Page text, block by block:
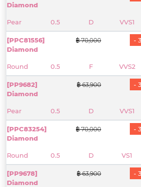
Diamond
Pear 0.5 D VVS1
[PPC81556]
Diamond
Round 0.5 F VVS2
฿ 70,000 -
[PP9682]
Diamond
Pear 0.5 D VVS1
฿ 63,900 -
[PPC83254]
Diamond
Round 0.5 D VS1
฿ 70,000 -
[PP9678]
Diamond
฿ 63,900 -